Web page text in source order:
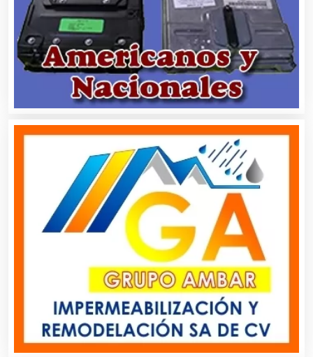
Alta Costura
Aluminio
Análisis Clínicos
Análisis de Aguas
Animadores de Eventos
Aparatos y Equipos Eléctricos